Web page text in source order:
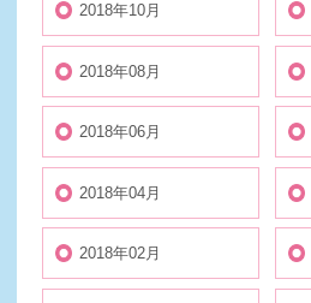
2018年10月
2018年08月
2018年06月
2018年04月
2018年02月